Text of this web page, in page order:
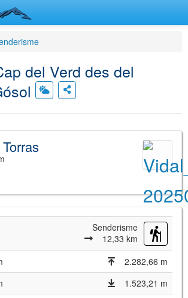
del Verd des del
Senderisme
12,33 km
2.282,66 m
1.523,21 m